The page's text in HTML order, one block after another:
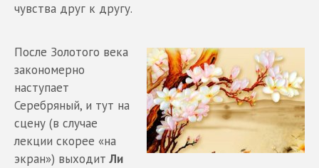
чувства друг к другу.
После Золотого века
закономерно
наступает
Серебряный, и тут на
сцену (в случае
лекции скорее «на
экран») выходитЛи